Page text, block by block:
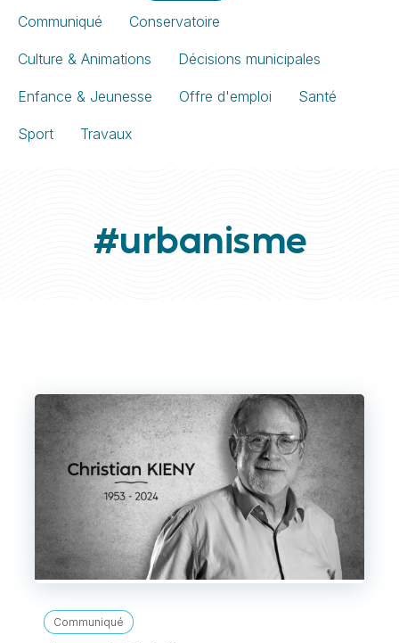
Communiqué Conservatoire
Culture & Animations Décisions municipales
Enfance & Jeunesse Offre d'emploi Santé
Sport Travaux
#urbanisme
Communiqué